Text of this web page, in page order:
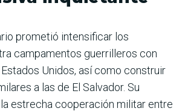
prometió intensificar los
campamentos guerrilleros con
Unidos, así como construir
a las de El Salvador. Su
estrecha cooperación militar entre